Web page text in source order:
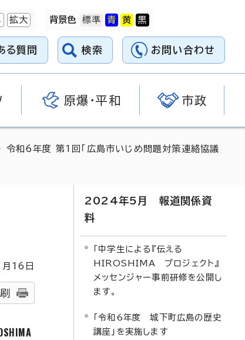
拡大 背景色
る質問 検索 お問い合わせ
原爆・平和 市政
令和6年度 第1回「広島市いじめ問題対策連絡協議
16 日
2024年5月 報道関係資
料
「中学生による『伝える
HIROSHIMA プロジェクト』
メッセンジャー事前研修を公開し
ます。
「令和6年度 城下町広島の歴史
講座」を実施します